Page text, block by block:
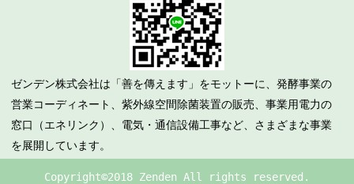
ゼンデン株式会社は「善を傳えます」をモットーに、発酵事業の
営業コーディネート、紫外線空間除菌装置の販売、事業用電力の
窓口（エネリンク）、電気・通信設備工事など、さまざまな事業
を展開しています。
Copyright©2018 Zenden All rights reserved.